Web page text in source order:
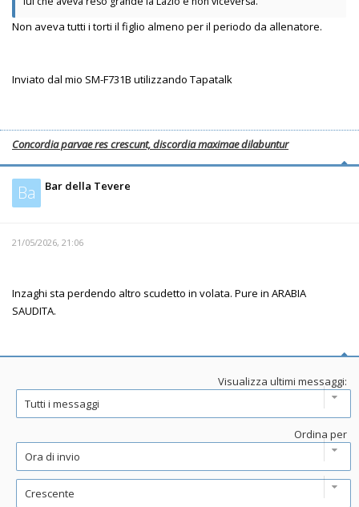
Non aveva tutti i torti il figlio almeno per il periodo da allenatore.
Inviato dal mio SM-F731B utilizzando Tapatalk
Concordia parvae res crescunt, discordia maximae dilabuntur
Ba Bar della Tevere
21/05/2026, 21:06
Inzaghi sta perdendo altro scudetto in volata. Pure in ARABIA
SAUDITA.
Visualizza ultimi messaggi:
Ordina per